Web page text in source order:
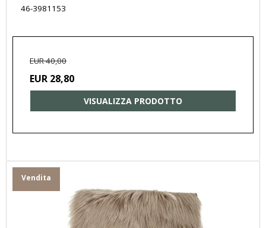
46-3981153
EUR 40,00
EUR 28,80
VISUALIZZA PRODOTTO
Vendita